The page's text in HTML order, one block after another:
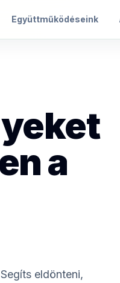
Együttműködéseink
a
eldönteni,